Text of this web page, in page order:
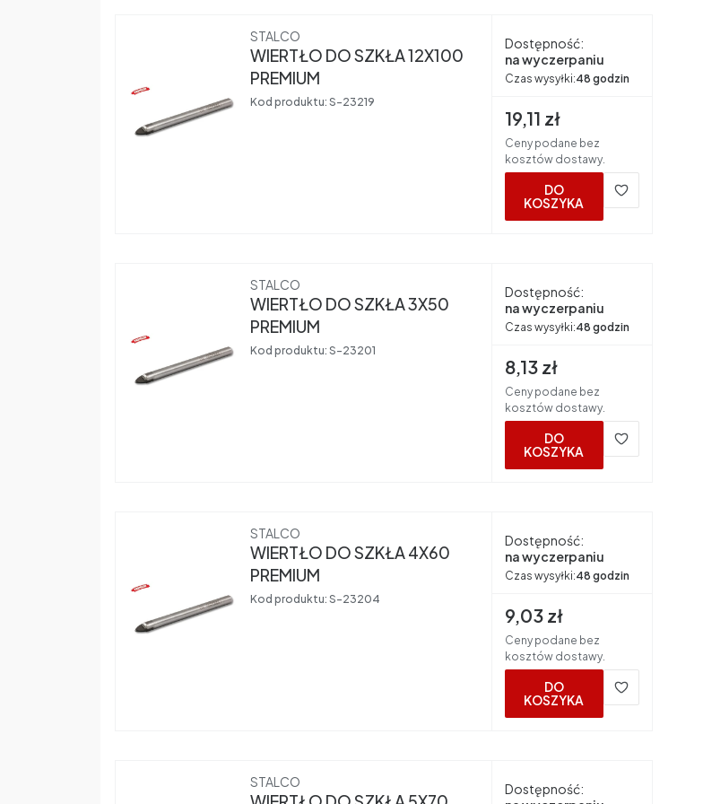
Producent
STALCO
WIERTŁO DO SZKŁA 12X100
PREMIUM
Kod produktu: S-23219
Dostępność:
na wyczerpaniu
Czas wysyłki:48 godzin
Cena brutto
19,11 zł
Ceny podane bez
kosztów dostawy.
DO
KOSZYKA
Producent
STALCO
WIERTŁO DO SZKŁA 3X50
PREMIUM
Kod produktu: S-23201
Dostępność:
na wyczerpaniu
Czas wysyłki:48 godzin
Cena brutto
8,13 zł
Ceny podane bez
kosztów dostawy.
DO
KOSZYKA
Producent
STALCO
WIERTŁO DO SZKŁA 4X60
PREMIUM
Kod produktu: S-23204
Dostępność:
na wyczerpaniu
Czas wysyłki:48 godzin
Cena brutto
9,03 zł
Ceny podane bez
kosztów dostawy.
DO
KOSZYKA
Producent
STALCO
Dostępność: